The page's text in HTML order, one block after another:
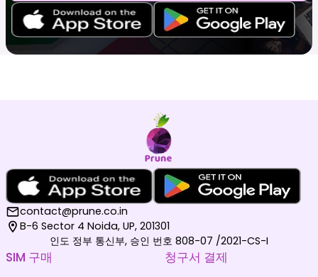
contact@prune.co.in
B-6 Sector 4 Noida, UP, 201301
인도 정부 통신부, 승인 번호 808-07 /2021-CS-I
SIM 구매 청구서 결제